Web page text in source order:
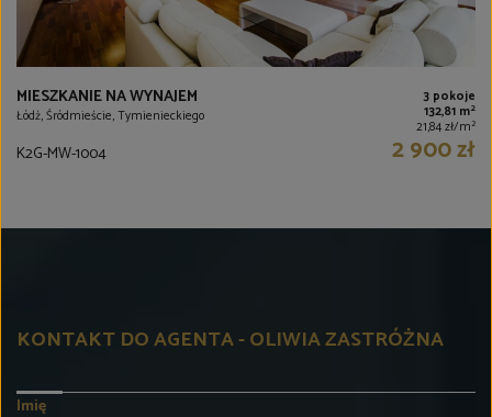
MIESZKANIE NA WYNAJEM
Łódź, Śródmieście, Tymienieckiego
3 pokoje
132,81 m2
21,84 zł/m2
K2G-MW-1004 2 900 zł
KONTAKT DO AGENTA - OLIWIA ZASTRÓŻNA
Imię